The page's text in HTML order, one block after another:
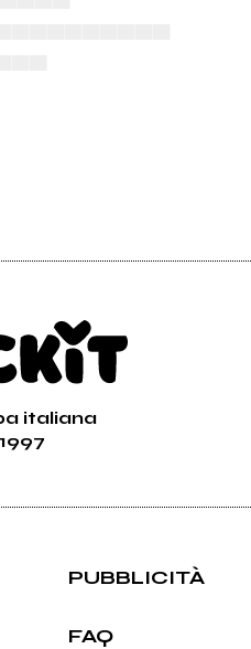
italiana
PUBBLICITÀ
FAQ